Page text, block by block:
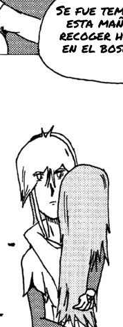
Se fue
esta
recoger
en el